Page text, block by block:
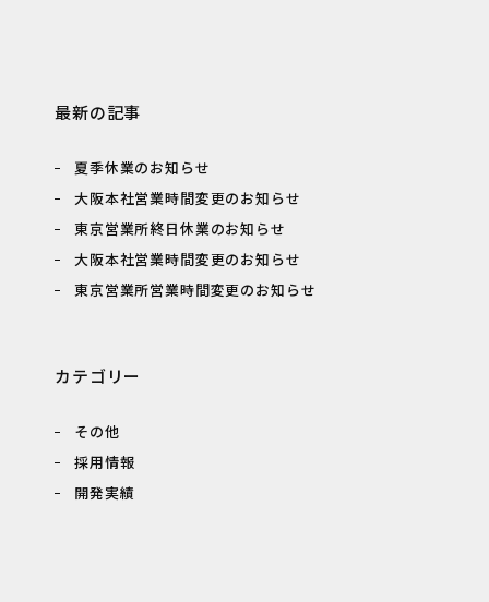
最新の記事
夏季休業のお知らせ
大阪本社営業時間変更のお知らせ
東京営業所終日休業のお知らせ
大阪本社営業時間変更のお知らせ
東京営業所営業時間変更のお知らせ
カテゴリー
その他
採用情報
開発実績